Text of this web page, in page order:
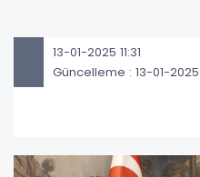
13-01-2025 11:31
Güncelleme : 13-01-2025